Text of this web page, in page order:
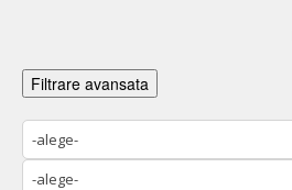
Filtrare avansata
-alege-
-alege-